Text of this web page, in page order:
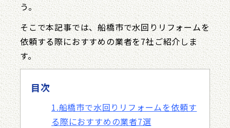
う。
そこで本記事では、船橋市で水回りリフォームを
依頼する際におすすめの業者を7社ご紹介しま
す。
目次
1.船橋市で水回りリフォームを依頼す
る際におすすめの業者7選